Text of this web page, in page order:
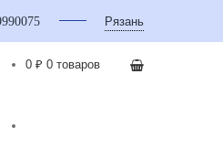
Рязань
0 ₽ 0 товаров